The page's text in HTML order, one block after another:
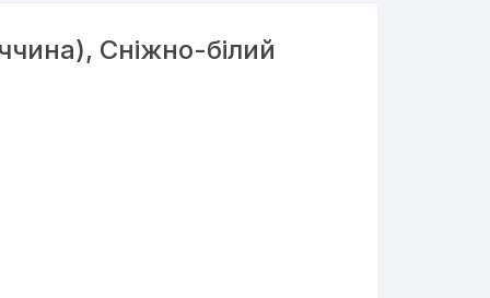
Сніжно-білий